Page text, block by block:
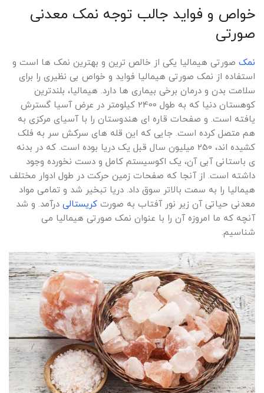
خواص و فواید جالب توجه نمک معدنی
صورتی
نمک صورتی هیمالیا یکی از خالص ترین و بهترین نمک ها است و
استفاده از نمک صورتی هیمالیا فواید و خواص بی نظیری را برای
سلامت بدن و درمان برخی بیماری ها دارد. هیمالیا، بلندترین
کوهستان دنیا که به طول 2400 کیلومتر در عرض آسیا گسترش
یافته است. و صفحات قاره ای هندوستان را با آسیای مرکزی به
هم متصل کرده است. جایی که این قله های سرکش سر به فلک
کشیده اند، 250 میلیون سال قبل یک دریا بوده است. که در بدنه
ی باستانی آبی آن، یک اکوسیستم کامل و دست نخورده وجود
داشته است. از آنجا که صفحات زمین حرکت در طول ادوار مختلف
هیمالیا را به سمت بالاتر سوق داد. دریا تبخیر شد و تمامی مواد
معدنی حیاتی آن زیر نور آفتاب به صورت کریستالی درآمد. و شد
آنچه که ما امروزه آن را با عنوان نمک صورتی هیمالیا می
شناسیم.